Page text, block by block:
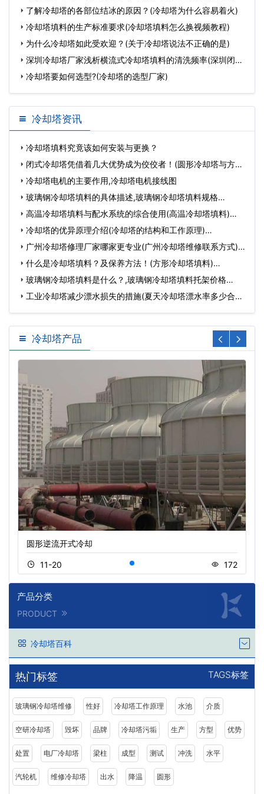
却 了解冷却塔的各部位结冰的原因？(冷却塔为什么容易着火)
冷却塔填料的生产标准要求(冷却塔填料怎么换视频教程)
为什么冷却塔如此受欢迎？(关于冷却塔说法不正确的是)
深圳冷却塔厂家浅析横流式冷却塔填料的清洗频率(深圳闭式
冷 冷却塔要如何选型?(冷却塔的选型厂家)
冷却塔资讯
冷却塔填料究竟该如何安装与更换？
闭式冷却塔凭借着几大优势成为佼佼者！(圆形冷却塔与方形
冷却…
冷却塔电机的主要作用,冷却塔电机接线图
玻璃钢冷却塔填料的具体描述,玻璃钢冷却塔填料规格…
高温冷却塔填料与配水系统的综合使用(高温冷却塔填料)…
冷却塔的优异原理介绍(冷却塔的结构和工作原理)…
广州冷却塔修理厂家哪家更专业(广州冷却塔维修联系方式)…
什么是冷却塔填料？及保养方法！(方形冷却塔填料)…
玻璃钢冷却塔填料是什么？,玻璃钢冷却塔填料托架价格…
工业冷却塔减少漂水损失的措施(夏天冷却塔漂水率多少合适)
…
冷却塔产品
圆形逆流开式冷却
11-20 172
产品分类
PRODUCT
冷却塔百科
热门标签 TAGS标签
玻璃钢冷却塔维修 性好 冷却塔工作原理 水池 介质
空研冷却塔 毁坏 品牌 冷却塔污垢 生产 方型 优势
处置 电厂冷却塔 梁柱 成型 测试 冲洗 水平
汽轮机 维修冷却塔 出水 降温 圆形